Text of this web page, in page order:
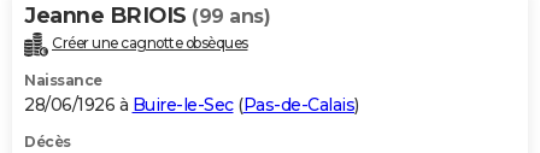
Jeanne BRIOIS (99 ans)
Créer une cagnotte obsèques
Naissance
28/06/1926 à Buire-le-Sec(Pas-de-Calais)
Décès